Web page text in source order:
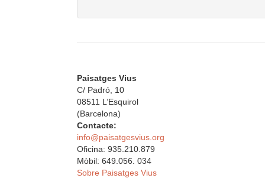
Paisatges Vius
C/ Padró, 10
08511 L’Esquirol
(Barcelona)
Contacte:
info@paisatgesvius.org
Oficina: 935.210.879
Mòbil: 649.056. 034
Sobre Paisatges Vius